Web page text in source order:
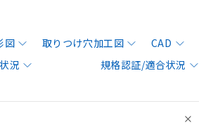
図 取りつけ穴加工図
CAD
況
規格認証/適合状況